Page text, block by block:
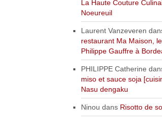
La Haute Couture
Noeureuil
Laurent Vanzeveren
restaurant Ma Maison,
Philippe Gauffre à
PHILIPPE Catherine
miso et sauce soja
Nasu dengaku
Ninou dans Risotto de